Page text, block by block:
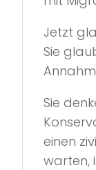
Jetzt
Sie
Sie
einen
warten,